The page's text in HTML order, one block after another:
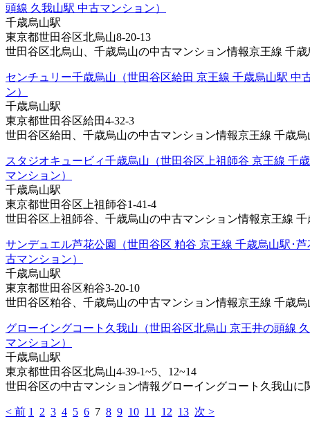
頭線 久我山駅 中古マンション）
千歳烏山駅
東京都世田谷区北烏山8-20-13
世田谷区北烏山、千歳烏山の中古マンション情報京王線 千歳
センチュリー千歳烏山（世田谷区給田 京王線 千歳烏山駅 中
ン）
千歳烏山駅
東京都世田谷区給田4-32-3
世田谷区給田、千歳烏山の中古マンション情報京王線 千歳烏
スタジオキュービィ千歳烏山（世田谷区上祖師谷 京王線 千
マンション）
千歳烏山駅
東京都世田谷区上祖師谷1-41-4
世田谷区上祖師谷、千歳烏山の中古マンション情報京王線 千
サンデュエル芦花公園（世田谷区 粕谷 京王線 千歳烏山駅･
古マンション）
千歳烏山駅
東京都世田谷区粕谷3-20-10
世田谷区粕谷、千歳烏山の中古マンション情報京王線 千歳烏
グローイングコート久我山（世田谷区北烏山 京王井の頭線
マンション）
千歳烏山駅
東京都世田谷区北烏山4-39-1~5、12~14
世田谷区の中古マンション情報グローイングコート久我山に
< 前 1 2 3 4 5 6 7 8 9 10 11 12 13 次 >